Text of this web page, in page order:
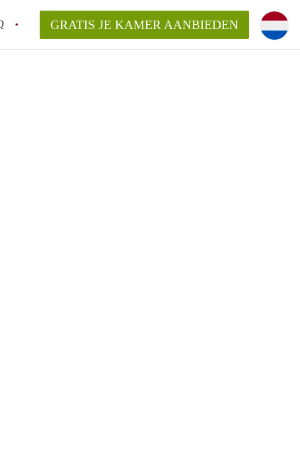
de aangeboden Kamer / Kamers
GRATIS JE KAMER AANBIEDEN